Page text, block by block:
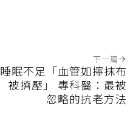
下一篇
睡眠不足「血管如擰抹布
被擠壓」 專科醫：最被
忽略的抗老方法